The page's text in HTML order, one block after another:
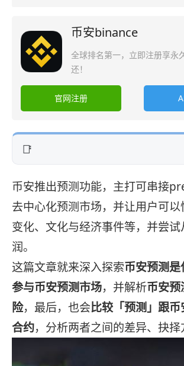
币安binance
全球排名第一，立即注册享永
还！
官网注册
币安推出预测功能，主打可串接
去中心化预测市场，并让用户可
变化、文化与经济事件等，并尝
润。
这篇文章就来深入探索币安预测是
参与币安预测市场，并解析币安
险，最后，也会比较「预测」跟
合约，分析两者之间的差异、抉择